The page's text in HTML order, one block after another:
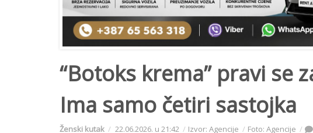
“Botoks krema” pravi se
Ima samo četiri sastojka
Ženski kutak 22.06.2026. u 21:42 Izvor: Agencije Foto: Agencije